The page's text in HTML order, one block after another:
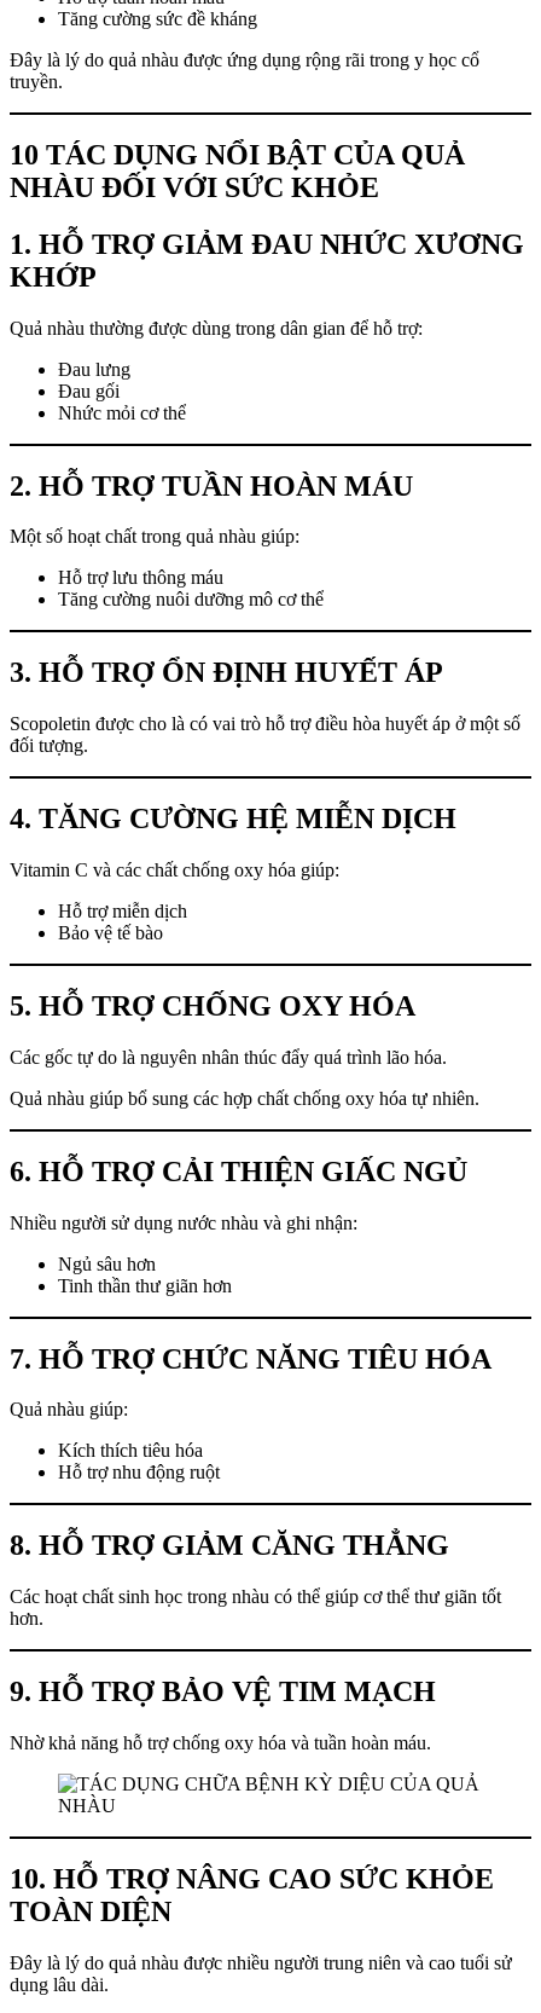
Tăng cường sức đề kháng
Đây là lý do quả nhàu được ứng dụng rộng rãi trong y học cổ
truyền.
10 TÁC DỤNG NỔI BẬT CỦA QUẢ
NHÀU ĐỐI VỚI SỨC KHỎE
1. HỖ TRỢ GIẢM ĐAU NHỨC XƯƠNG
KHỚP
Quả nhàu thường được dùng trong dân gian để hỗ trợ:
Đau lưng
Đau gối
Nhức mỏi cơ thể
2. HỖ TRỢ TUẦN HOÀN MÁU
Một số hoạt chất trong quả nhàu giúp:
Hỗ trợ lưu thông máu
Tăng cường nuôi dưỡng mô cơ thể
3. HỖ TRỢ ỔN ĐỊNH HUYẾT ÁP
Scopoletin được cho là có vai trò hỗ trợ điều hòa huyết áp ở một số
đối tượng.
4. TĂNG CƯỜNG HỆ MIỄN DỊCH
Vitamin C và các chất chống oxy hóa giúp:
Hỗ trợ miễn dịch
Bảo vệ tế bào
5. HỖ TRỢ CHỐNG OXY HÓA
Các gốc tự do là nguyên nhân thúc đẩy quá trình lão hóa.
Quả nhàu giúp bổ sung các hợp chất chống oxy hóa tự nhiên.
6. HỖ TRỢ CẢI THIỆN GIẤC NGỦ
Nhiều người sử dụng nước nhàu và ghi nhận:
Ngủ sâu hơn
Tinh thần thư giãn hơn
7. HỖ TRỢ CHỨC NĂNG TIÊU HÓA
Quả nhàu giúp:
Kích thích tiêu hóa
Hỗ trợ nhu động ruột
8. HỖ TRỢ GIẢM CĂNG THẲNG
Các hoạt chất sinh học trong nhàu có thể giúp cơ thể thư giãn tốt
hơn.
9. HỖ TRỢ BẢO VỆ TIM MẠCH
Nhờ khả năng hỗ trợ chống oxy hóa và tuần hoàn máu.
10. HỖ TRỢ NÂNG CAO SỨC KHỎE
TOÀN DIỆN
Đây là lý do quả nhàu được nhiều người trung niên và cao tuổi sử
dụng lâu dài.